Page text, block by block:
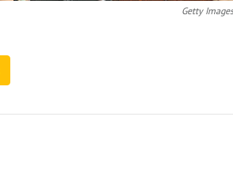
Getty Images